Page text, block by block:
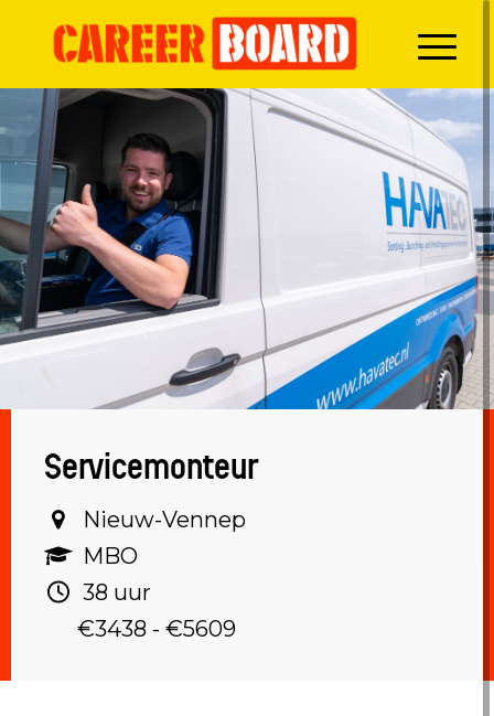
Servicemonteur
Nieuw-Vennep‎
MBO ‎
38 uur ‎
€3438 - €5609